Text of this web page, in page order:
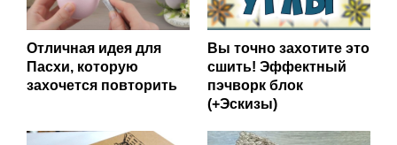
Отличная идея для
Пасхи, которую
захочется повторить
Вы точно захотите это
сшить! Эффектный
пэчворк блок
(+Эскизы)